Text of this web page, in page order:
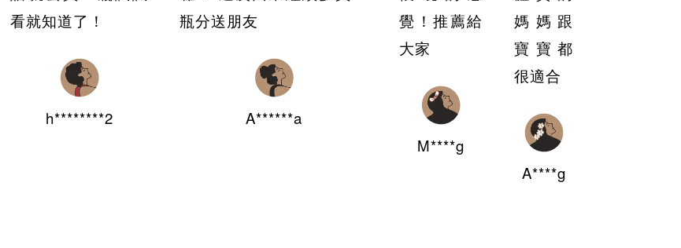
看就知道了！
h********2
瓶分送朋友
A******a
覺！推薦給
大家
M****g
媽媽跟
寶寶都
很適合
A****g